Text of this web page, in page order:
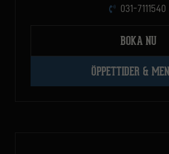
031-7111540
BOKA NU
ÖPPETTIDER &